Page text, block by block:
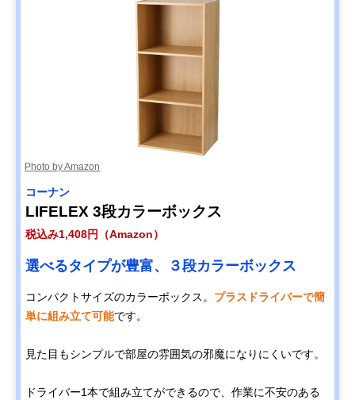
Photo by Amazon
コーナン
LIFELEX 3段カラーボックス
税込み1,408円（Amazon）
選べるタイプが豊富、３段カラーボックス
コンパクトサイズのカラーボックス。 プラスドライバーで簡
単に組み立て可能です。
見た目もシンプルで部屋の雰囲気の邪魔になりにくいです。
ドライバー1本で組み立てができるので、作業に不安のある